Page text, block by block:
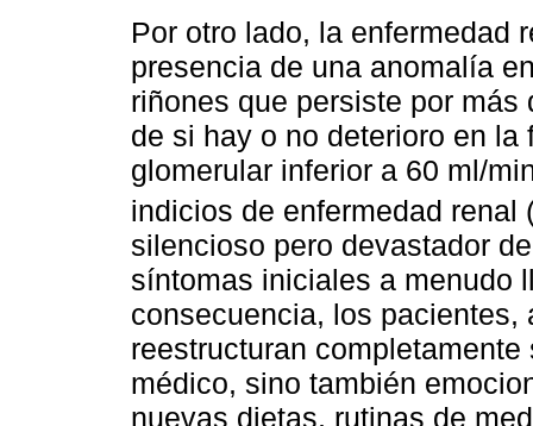
Por otro lado, la enfermedad
presencia de una anomalía
riñones que persiste por
de si hay o no deterioro en
glomerular inferior a 60 ml/
indicios de enfermedad renal
silencioso pero devastador
síntomas iniciales a menudo
consecuencia, los
reestructuran
médico, sino también
nuevas dietas, rutinas de